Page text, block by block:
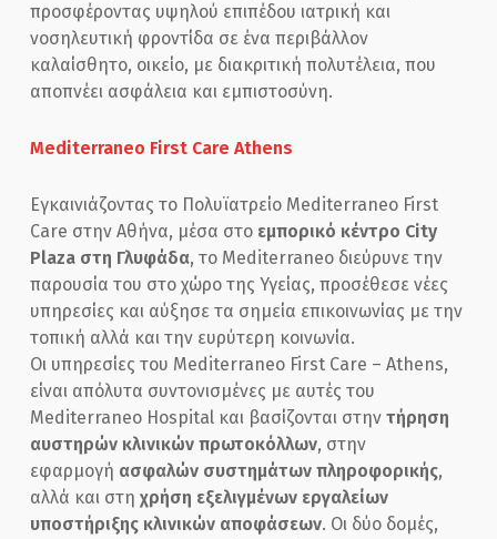
προσφέροντας υψηλού επιπέδου ιατρική και
νοσηλευτική φροντίδα σε ένα περιβάλλον
καλαίσθητο, οικείο, με διακριτική πολυτέλεια, που
αποπνέει ασφάλεια και εμπιστοσύνη.
Mediterraneo First Care Athens
Εγκαινιάζοντας το Πολυϊατρείο Mediterraneo First
Care στην Αθήνα, μέσα στο εμπορικό κέντρο City
Plaza στη Γλυφάδα, το Mediterraneo διεύρυνε την
παρουσία του στο χώρο της Υγείας, προσέθεσε νέες
υπηρεσίες και αύξησε τα σημεία επικοινωνίας με την
τοπική αλλά και την ευρύτερη κοινωνία.
Οι υπηρεσίες του Mediterraneo First Care – Athens,
είναι απόλυτα συντονισμένες με αυτές του
Mediterraneo Hospital και βασίζονται στην τήρηση
αυστηρών κλινικών πρωτοκόλλων, στην
εφαρμογή ασφαλών συστημάτων πληροφορικής,
αλλά και στη χρήση εξελιγμένων εργαλείων
υποστήριξης κλινικών αποφάσεων. Οι δύο δομές,